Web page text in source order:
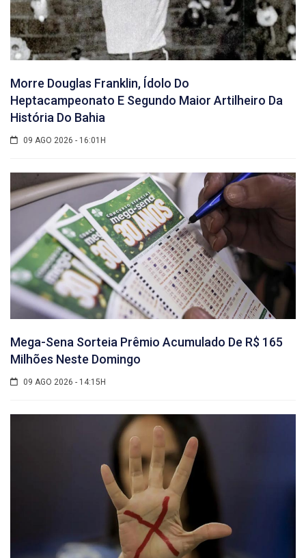
Morre Douglas Franklin, Ídolo Do
Heptacampeonato E Segundo Maior Artilheiro Da
História Do Bahia
09 AGO 2026 - 16:01H
Mega-Sena Sorteia Prêmio Acumulado De R$ 165
Milhões Neste Domingo
09 AGO 2026 - 14:15H